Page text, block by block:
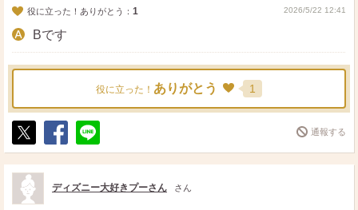
役に立った！ありがとう： 1 2026/5/22 12:41
Bです
役に立った！ ありがとう 1
ポ
ス
ト
シ
ェ
送
る
通報する
ディズニー大好きプーさん さん